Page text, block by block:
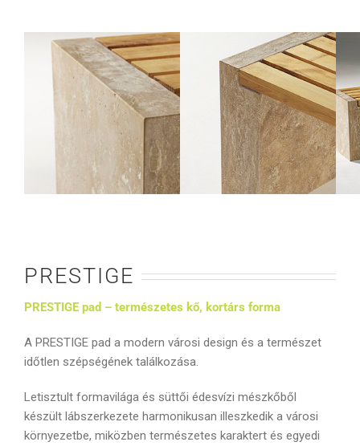
PRESTIGE
PRESTIGE pad – természetes kő, kortárs forma
A PRESTIGE pad a modern városi design és a természet
időtlen szépségének találkozása.
Letisztult formavilága és süttői édesvízi mészkőből
készült lábszerkezete harmonikusan illeszkedik a városi
környezetbe, miközben természetes karaktert és egyedi